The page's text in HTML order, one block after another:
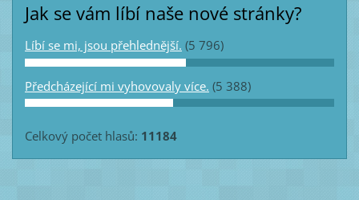
Jak se vám líbí naše nové stránky?
Líbí se mi, jsou přehlednější. (5 796)
Předcházející mi vyhovovaly více. (5 388)
Celkový počet hlasů: 11184